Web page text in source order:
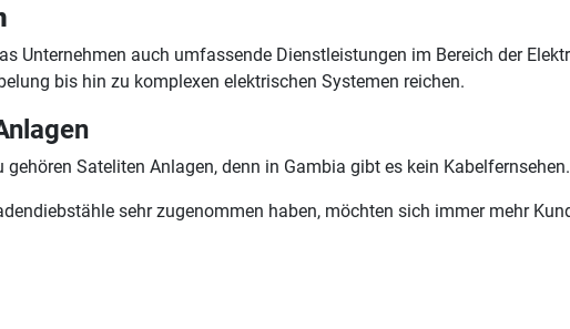
Unternehmen auch umfassende Dienstleistungen im Bereich der
bis hin zu komplexen elektrischen Systemen reichen.
gehören Sateliten Anlagen, denn in Gambia gibt es kein
sehr zugenommen haben, möchten sich immer mehr